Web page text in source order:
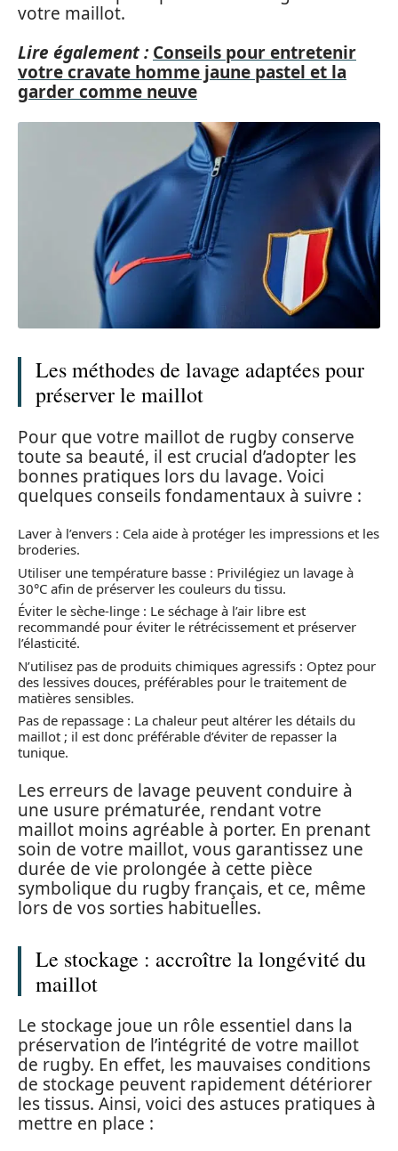
votre maillot.
Lire également : Conseils pour entretenir
votre cravate homme jaune pastel et la
garder comme neuve
Les méthodes de lavage adaptées pour
préserver le maillot
Pour que votre maillot de rugby conserve
toute sa beauté, il est crucial d’adopter les
bonnes pratiques lors du lavage. Voici
quelques conseils fondamentaux à suivre :
Laver à l’envers : Cela aide à protéger les impressions et les
broderies.
Utiliser une température basse : Privilégiez un lavage à
30°C afin de préserver les couleurs du tissu.
Éviter le sèche-linge : Le séchage à l’air libre est
recommandé pour éviter le rétrécissement et préserver
l’élasticité.
N’utilisez pas de produits chimiques agressifs : Optez pour
des lessives douces, préférables pour le traitement de
matières sensibles.
Pas de repassage : La chaleur peut altérer les détails du
maillot ; il est donc préférable d’éviter de repasser la
tunique.
Les erreurs de lavage peuvent conduire à
une usure prématurée, rendant votre
maillot moins agréable à porter. En prenant
soin de votre maillot, vous garantissez une
durée de vie prolongée à cette pièce
symbolique du rugby français, et ce, même
lors de vos sorties habituelles.
Le stockage : accroître la longévité du
maillot
Le stockage joue un rôle essentiel dans la
préservation de l’intégrité de votre maillot
de rugby. En effet, les mauvaises conditions
de stockage peuvent rapidement détériorer
les tissus. Ainsi, voici des astuces pratiques à
mettre en place :